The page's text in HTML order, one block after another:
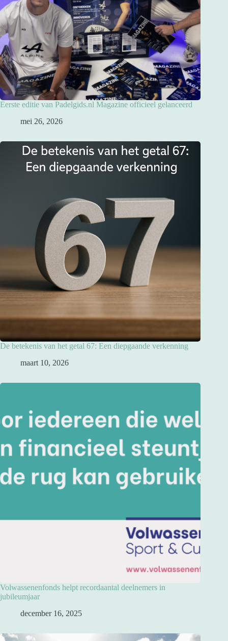
Eerste editie van Padelgids.nl Magazine officieel gelanceerd
mei 26, 2026
De betekenis van het getal 67: Een diepgaande verkenning
maart 10, 2026
Volwassenenfonds helpt recordaantal deelnemers in
jubileumjaar
december 16, 2025